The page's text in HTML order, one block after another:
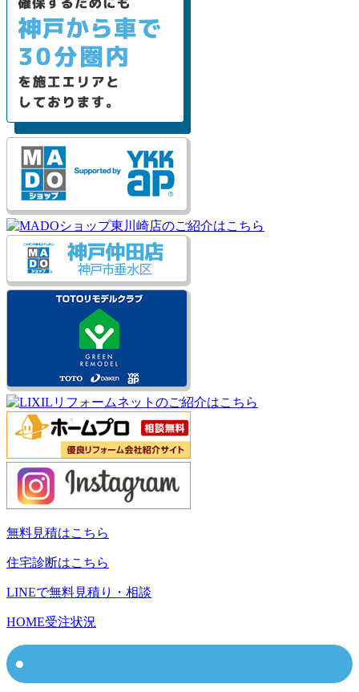
無料見積はこちら
住宅診断はこちら
LINEで無料見積り・相談
HOME受注状況